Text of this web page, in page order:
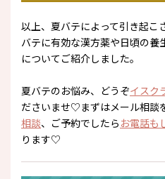
以上、夏バテによって引き起こ
バテに有効な漢方薬や日頃の養
についてご紹介しました。
夏バテのお悩み、どうぞイスク
ださいませ♡まずはメール相談
相談、ご予約でしたら お電話も
ります♡